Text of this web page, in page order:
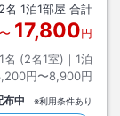
2名 1泊1部屋 合計
〜 17,800円
名 (2名1室)｜ 1泊
円〜8,900円
布中 ※利用条件あり